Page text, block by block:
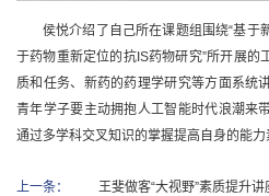
侯悦介绍了自己所在课题组围绕“基于
于药物重新定位的抗IS药物研究”所开展的
质和任务、新药的药理学研究等方面系统
青年学子要主动拥抱人工智能时代浪潮来
通过多学科交叉知识的掌握提高自身的能力
上一条： 王斐做客“大视野”素质提升讲